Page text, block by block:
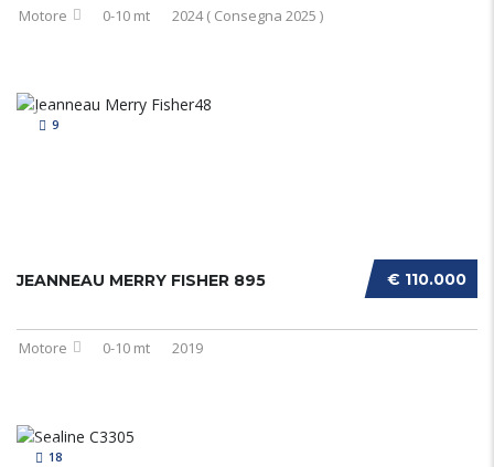
Motore 0-10 mt 2024 ( Consegna 2025 )
9
€ 110.000
JEANNEAU MERRY FISHER 895
Motore 0-10 mt 2019
18